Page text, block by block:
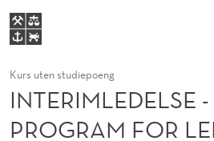
N
T
E
R
O
V
E
BIBLIOTEKET
Ø
N
E
T
Kurs uten studiepoeng
INTERIMLEDELSE -
PROGRAM FOR